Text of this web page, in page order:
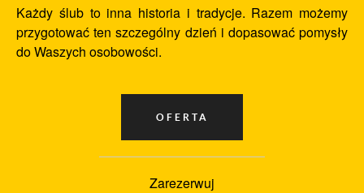
Każdy ślub to inna historia i tradycje. Razem możemy
przygotować ten szczególny dzień i dopasować pomysły
do Waszych osobowości.
Zarezerwuj